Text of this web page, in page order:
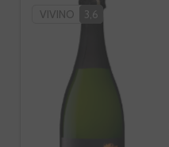
VIVINO 3,6